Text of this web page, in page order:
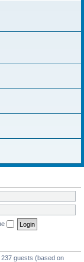
guests (based on